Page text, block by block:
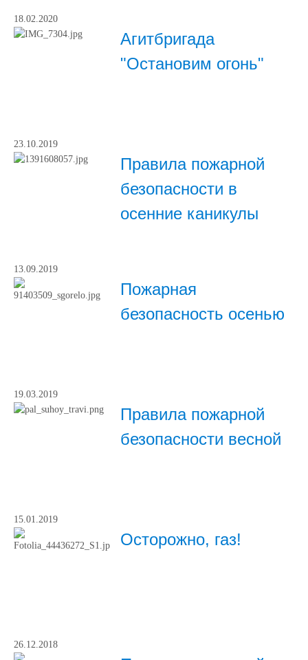
18.02.2020
Агитбригада
"Остановим огонь"
23.10.2019
Правила пожарной
безопасности в
осенние каникулы
13.09.2019
Пожарная
безопасность осенью
19.03.2019
Правила пожарной
безопасности весной
15.01.2019
Осторожно, газ!
26.12.2018